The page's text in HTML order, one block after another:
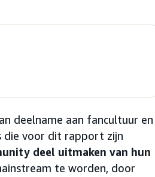
deelname aan fancultuur en
die voor dit rapport zijn
deel uitmaken van hun
te worden, door